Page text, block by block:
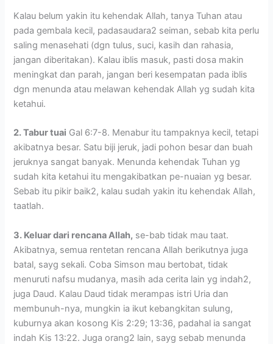
Kalau belum yakin itu kehendak Allah, tanya Tuhan atau
pada gembala kecil, padasaudara2 seiman, sebab kita perlu
saling menasehati (dgn tulus, suci, kasih dan rahasia,
jangan diberitakan). Kalau iblis masuk, pasti dosa makin
meningkat dan parah, jangan beri kesempatan pada iblis
dgn menunda atau melawan kehendak Allah yg sudah kita
ketahui.
2. Tabur tuai Gal 6:7-8. Menabur itu tampaknya kecil, tetapi
akibatnya besar. Satu biji jeruk, jadi pohon besar dan buah
jeruknya sangat banyak. Menunda kehendak Tuhan yg
sudah kita ketahui itu mengakibatkan pe-nuaian yg besar.
Sebab itu pikir baik2, kalau sudah yakin itu kehendak Allah,
taatlah.
3. Keluar dari rencana Allah, se-bab tidak mau taat.
Akibatnya, semua rentetan rencana Allah berikutnya juga
batal, sayg sekali. Coba Simson mau bertobat, tidak
menuruti nafsu mudanya, masih ada cerita lain yg indah2,
juga Daud. Kalau Daud tidak merampas istri Uria dan
membunuh-nya, mungkin ia ikut kebangkitan sulung,
kuburnya akan kosong Kis 2:29; 13:36, padahal ia sangat
indah Kis 13:22. Juga orang2 lain, sayg sebab menunda